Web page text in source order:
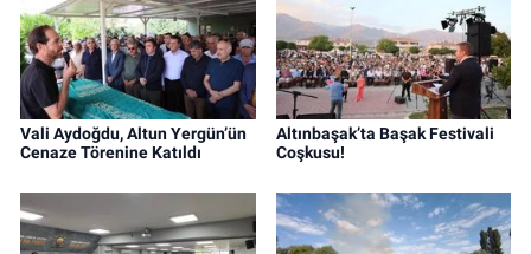
Vali Aydoğdu, Altun Yergün’ün
Cenaze Törenine Katıldı
Altınbaşak’ta Başak Festivali
Coşkusu!